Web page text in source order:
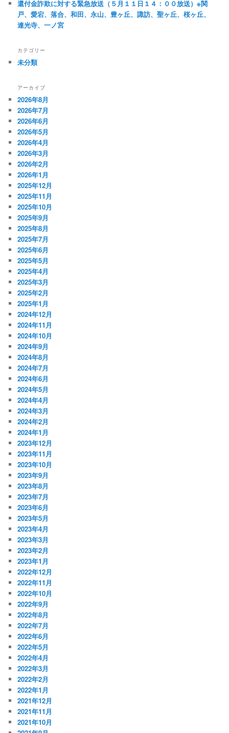
還付金詐欺に対する緊急放送（５月１１日１４：００放送）※関
戸、愛宕、落合、和田、永山、豊ヶ丘、諏訪、聖ヶ丘、桜ヶ丘、
連光寺、一ノ宮
カテゴリー
未分類
アーカイブ
2026年8月
2026年7月
2026年6月
2026年5月
2026年4月
2026年3月
2026年2月
2026年1月
2025年12月
2025年11月
2025年10月
2025年9月
2025年8月
2025年7月
2025年6月
2025年5月
2025年4月
2025年3月
2025年2月
2025年1月
2024年12月
2024年11月
2024年10月
2024年9月
2024年8月
2024年7月
2024年6月
2024年5月
2024年4月
2024年3月
2024年2月
2024年1月
2023年12月
2023年11月
2023年10月
2023年9月
2023年8月
2023年7月
2023年6月
2023年5月
2023年4月
2023年3月
2023年2月
2023年1月
2022年12月
2022年11月
2022年10月
2022年9月
2022年8月
2022年7月
2022年6月
2022年5月
2022年4月
2022年3月
2022年2月
2022年1月
2021年12月
2021年11月
2021年10月